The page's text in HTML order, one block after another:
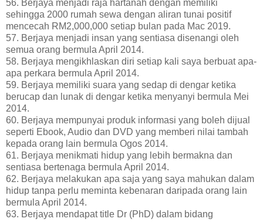
56. Berjaya menjadi raja hartanah dengan memiliki
sehingga 2000 rumah sewa dengan aliran tunai positif
mencecah RM2,000,000 setiap bulan pada Mac 2019.
57. Berjaya menjadi insan yang sentiasa disenangi oleh
semua orang bermula April 2014.
58. Berjaya mengikhlaskan diri setiap kali saya berbuat apa-
apa perkara bermula April 2014.
59. Berjaya memiliki suara yang sedap di dengar ketika
berucap dan lunak di dengar ketika menyanyi bermula Mei
2014.
60. Berjaya mempunyai produk informasi yang boleh dijual
seperti Ebook, Audio dan DVD yang memberi nilai tambah
kepada orang lain bermula Ogos 2014.
61. Berjaya menikmati hidup yang lebih bermakna dan
sentiasa bertenaga bermula April 2014.
62. Berjaya melakukan apa saja yang saya mahukan dalam
hidup tanpa perlu meminta kebenaran daripada orang lain
bermula April 2014.
63. Berjaya mendapat title Dr (PhD) dalam bidang